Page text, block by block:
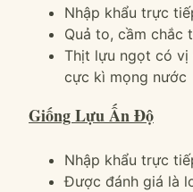
Nhập khẩu trực
Quả to, cầm chắc
Thịt lựu ngọt có vị
cực kì mọng nước
Giống Lựu Ấn Độ
Nhập khẩu trực
Được đánh giá là